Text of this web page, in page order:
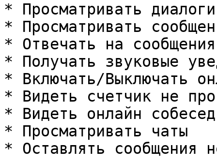
* Просматривать диалоги
* Просматривать
* Отвечать на
* Получать звуковые
* Включать/Выключать
* Видеть счетчик не
* Видеть онлайн
* Просматривать чаты
* Оставлять сообщения